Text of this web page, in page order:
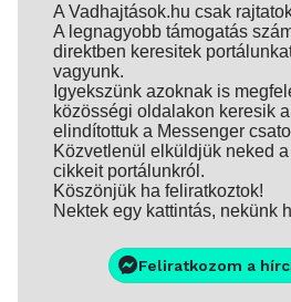
A Vadhajtások.hu csak
A legnagyobb támogatás
direktben keresitek
vagyunk.
Igyekszünk azoknak is
közösségi oldalakon keresik
elindítottuk a Messenger
Közvetlenül elküldjük neked
cikkeit portálunkról.
Köszönjük ha feliratkoztok!
Nektek egy kattintás, nekünk
Feliratkozom a